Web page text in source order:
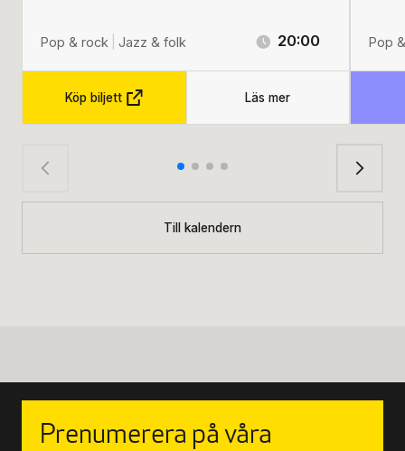
Pop & rock Jazz & folk 20:00
Köp biljett Läs mer
Pop
Till kalendern
Prenumerera på våra